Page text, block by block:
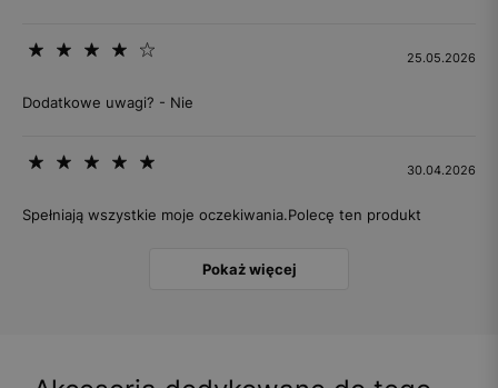
25.05.2026
Dodatkowe uwagi? - Nie
30.04.2026
Spełniają wszystkie moje oczekiwania.Polecę ten produkt
Pokaż więcej